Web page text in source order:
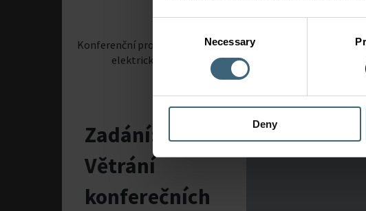
Selection
Necessary
Deny
Konferenční prostory představuje jedinečnou výzvu s
elektrické osvětlení. Řízení teplot v těchto prostorech
Zadání:
Větrání
konferečních